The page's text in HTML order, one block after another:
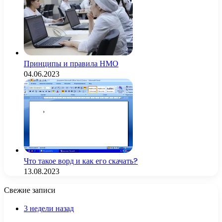
Принципы и правила НМО
04.06.2023
Что такое ворд и как его скачать?
13.08.2023
Свежие записи
3 недели назад